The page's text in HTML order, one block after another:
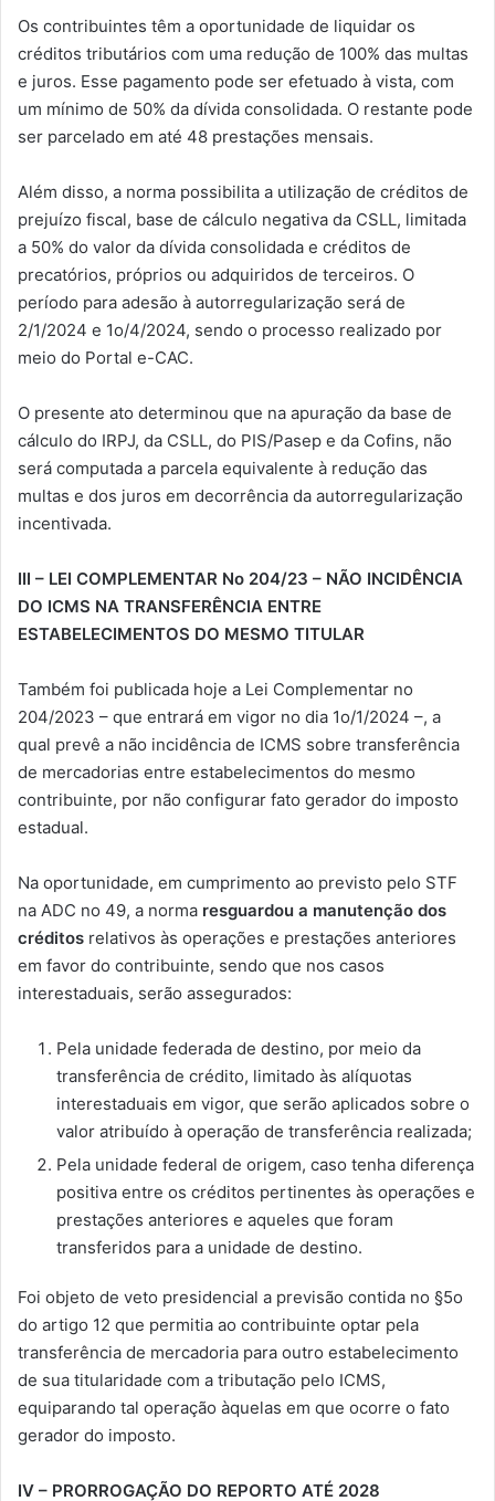
Os contribuintes têm a oportunidade de liquidar os
créditos tributários com uma redução de 100% das multas
e juros. Esse pagamento pode ser efetuado à vista, com
um mínimo de 50% da dívida consolidada. O restante pode
ser parcelado em até 48 prestações mensais.
Além disso, a norma possibilita a utilização de créditos de
prejuízo fiscal, base de cálculo negativa da CSLL, limitada
a 50% do valor da dívida consolidada e créditos de
precatórios, próprios ou adquiridos de terceiros. O
período para adesão à autorregularização será de
2/1/2024 e 1o/4/2024, sendo o processo realizado por
meio do Portal e-CAC.
O presente ato determinou que na apuração da base de
cálculo do IRPJ, da CSLL, do PIS/Pasep e da Cofins, não
será computada a parcela equivalente à redução das
multas e dos juros em decorrência da autorregularização
incentivada.
III – LEI COMPLEMENTAR No 204/23 – NÃO INCIDÊNCIA
DO ICMS NA TRANSFERÊNCIA ENTRE
ESTABELECIMENTOS DO MESMO TITULAR
Também foi publicada hoje a Lei Complementar no
204/2023 – que entrará em vigor no dia 1o/1/2024 –, a
qual prevê a não incidência de ICMS sobre transferência
de mercadorias entre estabelecimentos do mesmo
contribuinte, por não configurar fato gerador do imposto
estadual.
Na oportunidade, em cumprimento ao previsto pelo STF
na ADC no 49, a norma resguardou a manutenção dos
créditos relativos às operações e prestações anteriores
em favor do contribuinte, sendo que nos casos
interestaduais, serão assegurados:
Pela unidade federada de destino, por meio da
transferência de crédito, limitado às alíquotas
interestaduais em vigor, que serão aplicados sobre o
valor atribuído à operação de transferência realizada;
Pela unidade federal de origem, caso tenha diferença
positiva entre os créditos pertinentes às operações e
prestações anteriores e aqueles que foram
transferidos para a unidade de destino.
Foi objeto de veto presidencial a previsão contida no §5o
do artigo 12 que permitia ao contribuinte optar pela
transferência de mercadoria para outro estabelecimento
de sua titularidade com a tributação pelo ICMS,
equiparando tal operação àquelas em que ocorre o fato
gerador do imposto.
IV – PRORROGAÇÃO DO REPORTO ATÉ 2028